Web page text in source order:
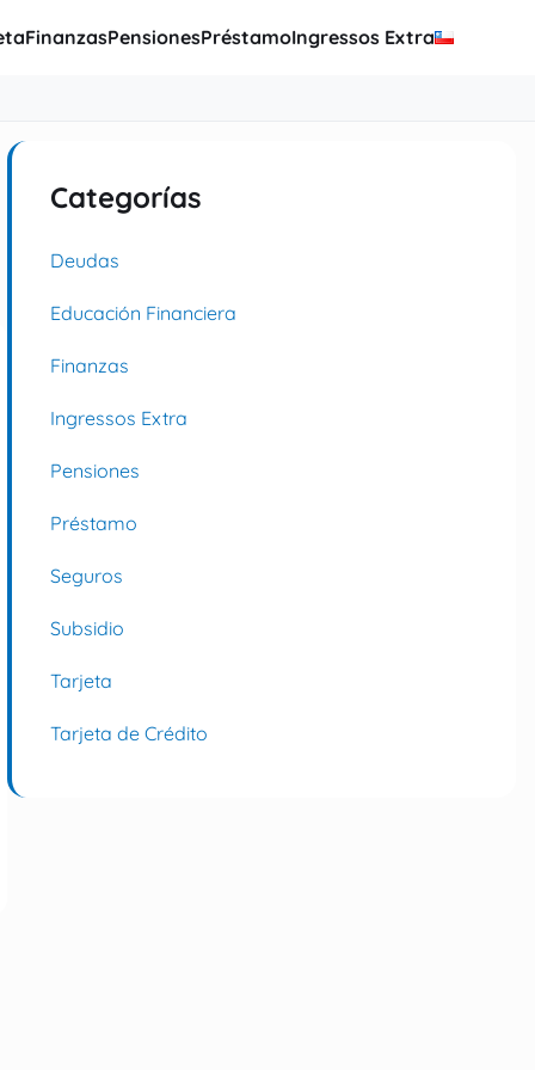
FinanzasPensionesPréstamoIngressos Extra
Categorías
Deudas
Educación Financiera
Finanzas
Ingressos Extra
Pensiones
Préstamo
Seguros
Subsidio
Tarjeta
Tarjeta de Crédito